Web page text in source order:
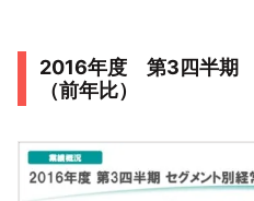
2016年度 第3四半期
（前年比）